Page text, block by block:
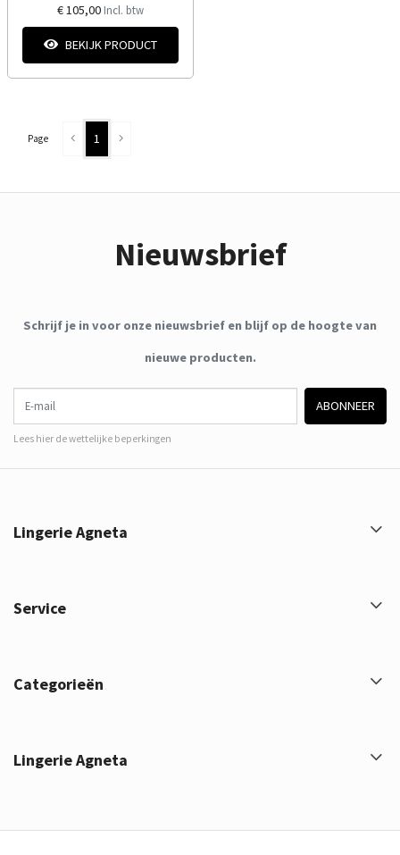
€ 105,00 Incl. btw
BEKIJK PRODUCT
Page 1
Nieuwsbrief
Schrijf je in voor onze nieuwsbrief en blijf op de hoogte van
nieuwe producten.
ABONNEER
Lees hier de wettelijke beperkingen
Lingerie Agneta
Service
Categorieën
Lingerie Agneta